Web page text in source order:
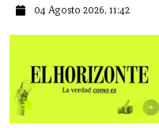
04 Agosto 2026, 11:42